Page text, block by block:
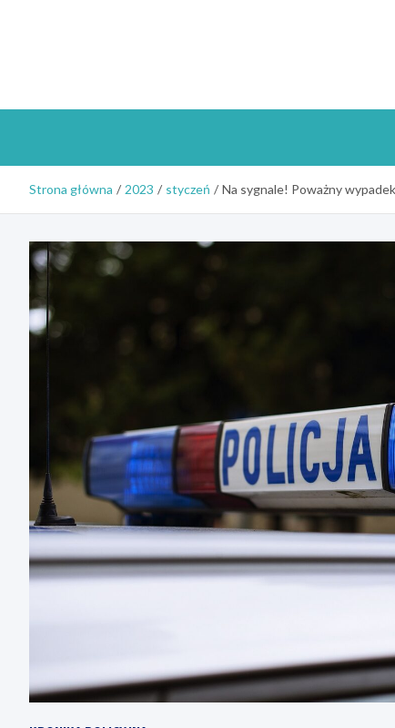
Strona główna 2023 styczeń Na sygnale! Poważny